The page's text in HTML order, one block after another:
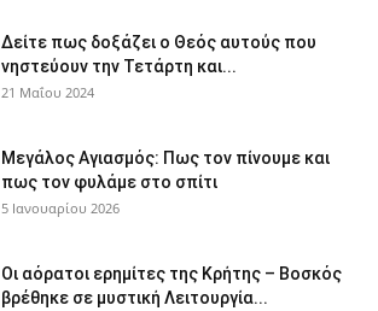
Δείτε πως δοξάζει ο Θεός αυτούς που
νηστεύουν την Τετάρτη και...
21 Μαΐου 2024
Μεγάλος Αγιασμός: Πως τον πίνουμε και
πως τον φυλάμε στο σπίτι
5 Ιανουαρίου 2026
Οι αόρατοι ερημίτες της Κρήτης – Βοσκός
βρέθηκε σε μυστική Λειτουργία...